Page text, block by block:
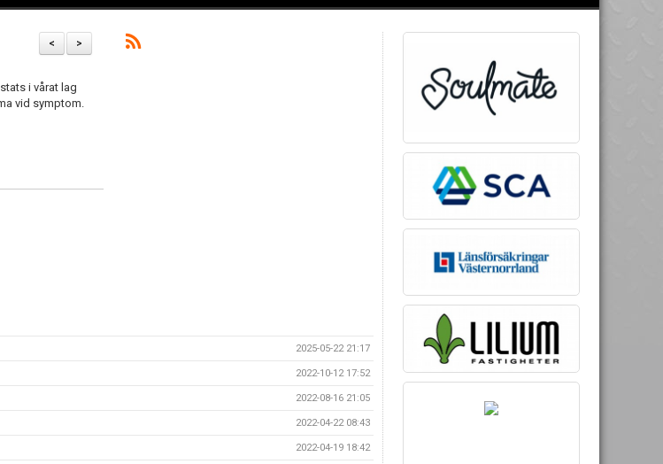
>
<
i vårat lag
vid symptom.
2025-05-22 21:17
2022-10-12 17:52
2022-08-16 21:05
2022-04-22 08:43
2022-04-19 18:42